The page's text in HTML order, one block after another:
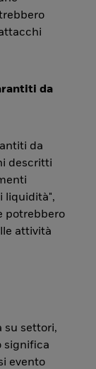
da
da
descritti
liquidità",
potrebbero
attività
su settori,
significa
evento